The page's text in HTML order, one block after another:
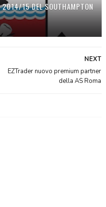
2014/15 DEL SOUTHAMPTON
NEXT
EZTrader nuovo premium partner
della AS Roma